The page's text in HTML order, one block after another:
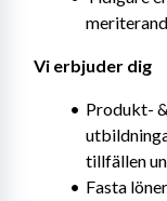
Vi erbjuder dig
Produkt-
tillfällen
Fasta